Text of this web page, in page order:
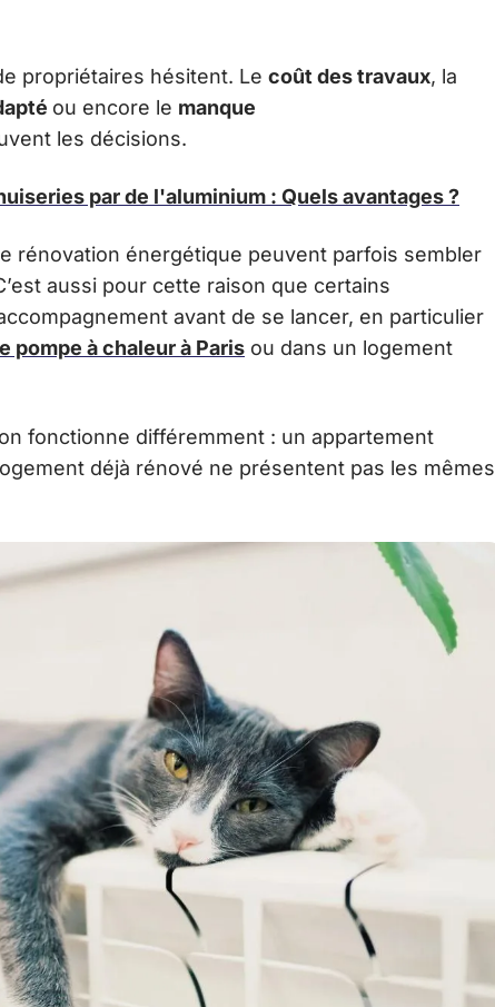
propriétaires hésitent. Le coût des travaux, la
ou encore le manque
les décisions.
par de l'aluminium : Quels avantages ?
rénovation énergétique peuvent parfois sembler
aussi pour cette raison que certains
avant de se lancer, en particulier
pompe à chaleur à Paris ou dans un logement
fonctionne différemment : un appartement
déjà rénové ne présentent pas les mêmes